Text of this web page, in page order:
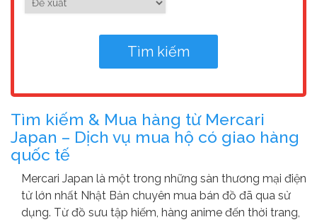
Tìm kiếm & Mua hàng từ Mercari
Japan – Dịch vụ mua hộ có giao hàng
quốc tế
Mercari Japan là một trong những sàn thương mại điện
tử lớn nhất Nhật Bản chuyên mua bán đồ đã qua sử
dụng. Từ đồ sưu tập hiếm, hàng anime đến thời trang,